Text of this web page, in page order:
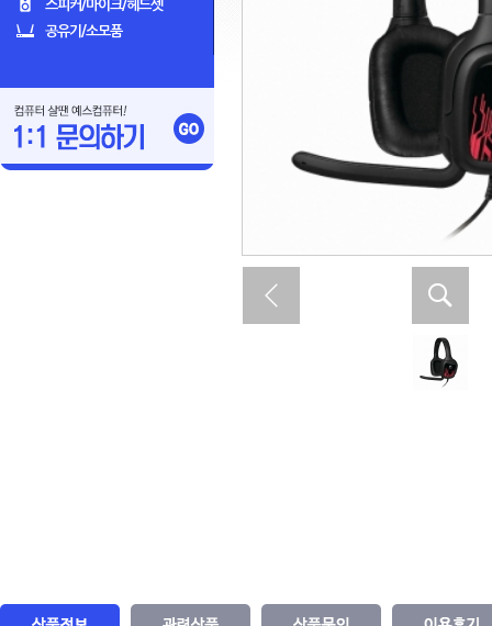
스피커/마이크/헤드셋
공유기/소모품